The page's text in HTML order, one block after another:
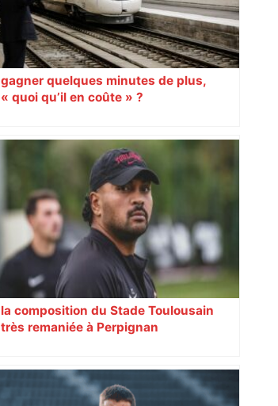
gagner quelques minutes de plus,
« quoi qu’il en coûte » ?
la composition du Stade Toulousain
très remaniée à Perpignan